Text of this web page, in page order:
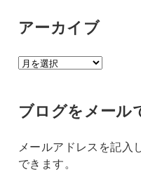
アーカイブ
ア
イ
ブログをメール
メールアドレスを記入
できます。